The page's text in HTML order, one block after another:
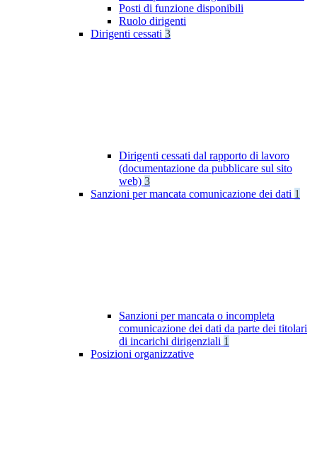
Posti di funzione disponibili
Ruolo dirigenti
Dirigenti cessati 3
Dirigenti cessati dal rapporto di lavoro
(documentazione da pubblicare sul sito
web) 3
Sanzioni per mancata comunicazione dei dati 1
Sanzioni per mancata o incompleta
comunicazione dei dati da parte dei titolari
di incarichi dirigenziali 1
Posizioni organizzative